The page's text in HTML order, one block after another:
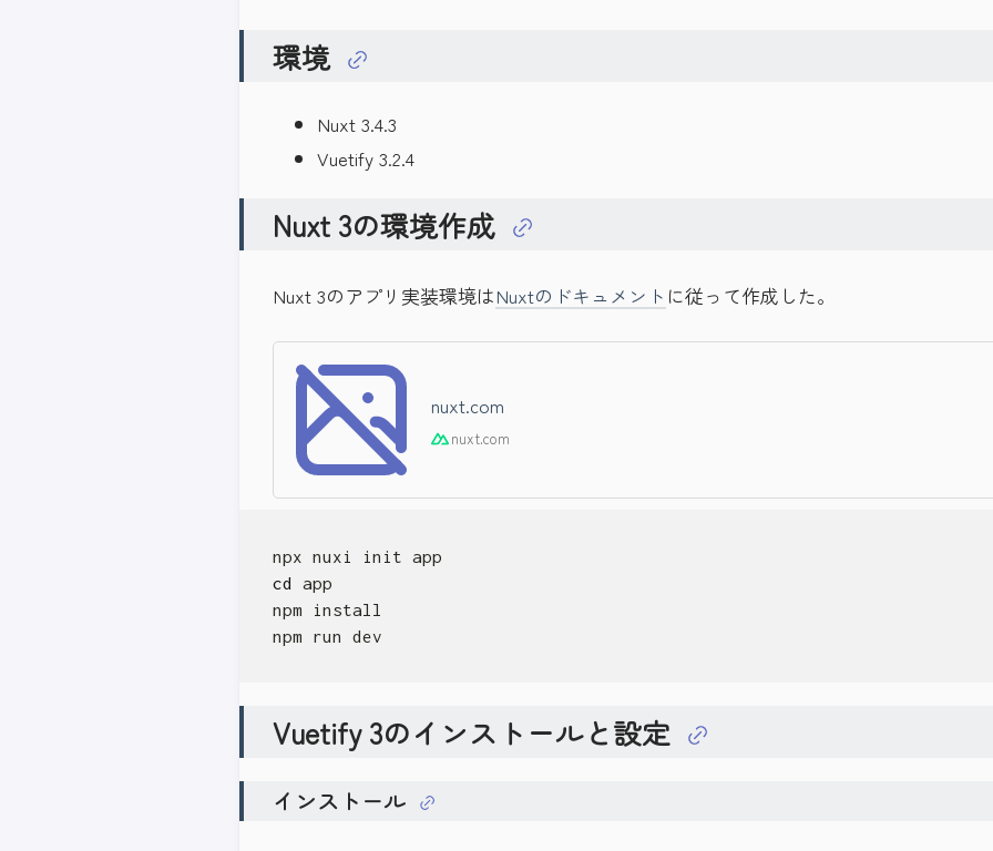
環境
Nuxt 3.4.3
Vuetify 3.2.4
Nuxt 3の環境作成
Nuxt 3のアプリ実装環境はNuxtのドキュメント に従って作成した。
nuxt.com
nuxt.com
cd
npm run dev
Vuetify 3のインストールと設定
インストール